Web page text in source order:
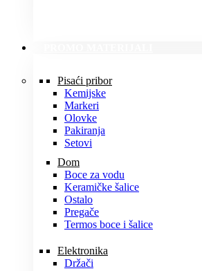
Pisaći pribor
Kemijske
Markeri
Olovke
Pakiranja
Setovi
Dom
Boce za vodu
Keramičke šalice
Ostalo
Pregače
Termos boce i šalice
Elektronika
Držači